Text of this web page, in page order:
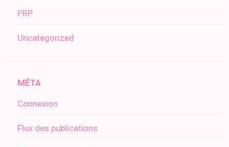
PRP
Uncategorized
MÉTA
Connexion
Flux des publications